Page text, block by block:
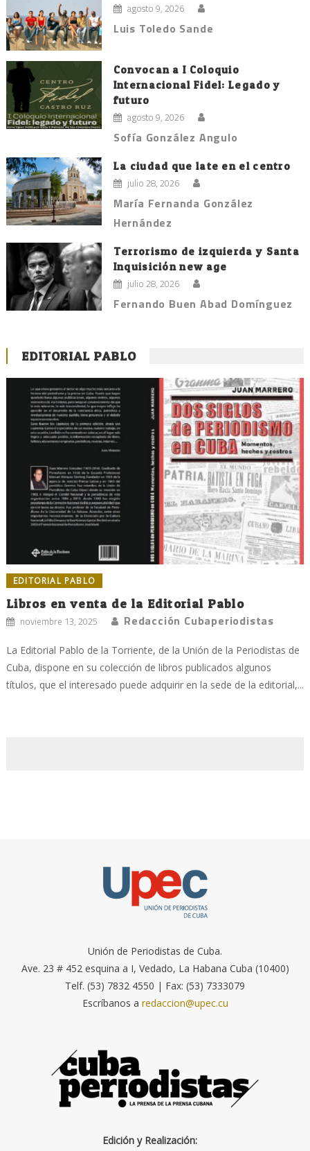
agosto 9, 2026
Luis Toledo Sande
Convocan a I Coloquio
Internacional Fidel: Legado y
futuro
agosto 9, 2026
Sofía González Angulo
La ciudad que late en el centro
julio 28, 2026
María Fernanda González
Hernández
Terrorismo de izquierda y Santa
Inquisición new age
julio 28, 2026
Fernando Buen Abad Domínguez
EDITORIAL PABLO
EDITORIAL PABLO
Libros en venta de la Editorial Pablo
noviembre 13, 2025 Redacción Cubaperiodistas
La Editorial Pablo de la Torriente, de la Unión de la Periodistas de
Cuba, dispone en su colección de libros publicados algunos
títulos, que el interesado puede adquirir en la sede de la editorial,...
Unión de Periodistas de Cuba.
Ave. 23 # 452 esquina a I, Vedado, La Habana Cuba (10400)
Telf. (53) 7832 4550 | Fax: (53) 7333079
Escríbanos a redaccion@upec.cu
Edición y Realización: